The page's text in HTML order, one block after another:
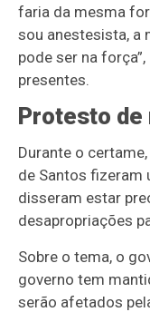
faria da mesma
sou anestesista, a
pode ser na
presentes.
Protesto de
Durante o
de Santos fizeram
disseram estar
desapropriações
Sobre o tema, o
governo tem
serão afetados